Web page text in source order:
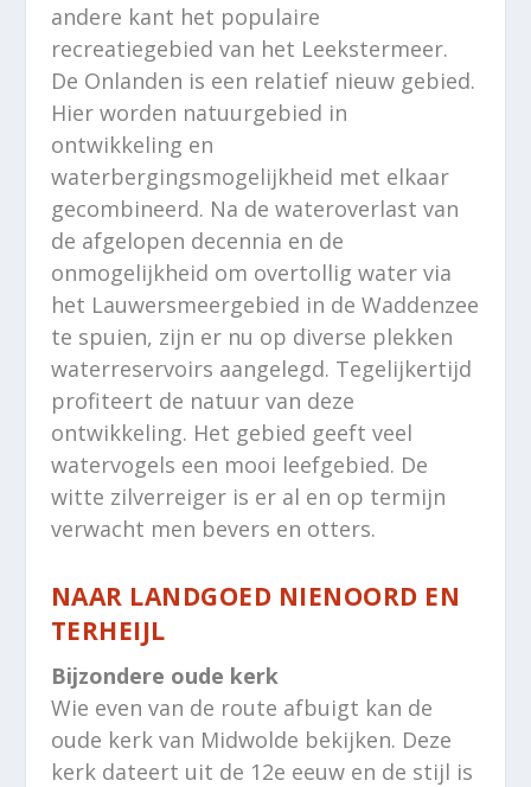
andere kant het populaire
recreatiegebied van het Leekstermeer.
De Onlanden is een relatief nieuw gebied.
Hier worden natuurgebied in
ontwikkeling en
waterbergingsmogelijkheid met elkaar
gecombineerd. Na de wateroverlast van
de afgelopen decennia en de
onmogelijkheid om overtollig water via
het Lauwersmeergebied in de Waddenzee
te spuien, zijn er nu op diverse plekken
waterreservoirs aangelegd. Tegelijkertijd
profiteert de natuur van deze
ontwikkeling. Het gebied geeft veel
watervogels een mooi leefgebied. De
witte zilverreiger is er al en op termijn
verwacht men bevers en otters.
NAAR LANDGOED NIENOORD EN
TERHEIJL
Bijzondere oude kerk
Wie even van de route afbuigt kan de
oude kerk van Midwolde bekijken. Deze
kerk dateert uit de 12e eeuw en de stijl is